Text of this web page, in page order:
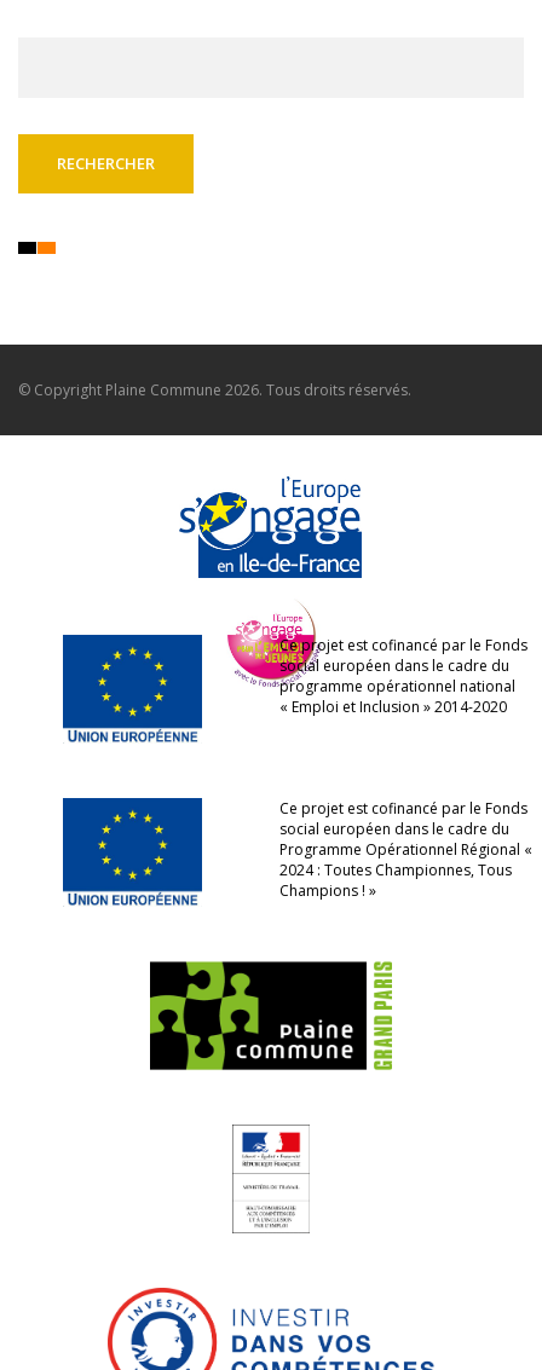
© Copyright Plaine Commune 2026. Tous droits réservés.
Ce projet est cofinancé par le Fonds
social européen dans le cadre du
programme opérationnel national
« Emploi et Inclusion » 2014-2020
Ce projet est cofinancé par le Fonds
social européen dans le cadre du
Programme Opérationnel Régional «
2024 : Toutes Championnes, Tous
Champions ! »